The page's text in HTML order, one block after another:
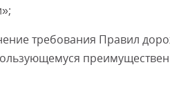
требования Правил